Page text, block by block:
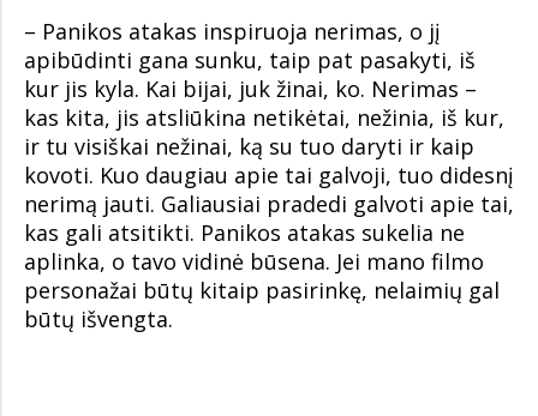
– Panikos atakas inspiruoja nerimas, o jį
apibūdinti gana sunku, taip pat pasakyti, iš
kur jis kyla. Kai bijai, juk žinai, ko. Nerimas –
kas kita, jis atsliūkina netikėtai, nežinia, iš kur,
ir tu visiškai nežinai, ką su tuo daryti ir kaip
kovoti. Kuo daugiau apie tai galvoji, tuo didesnį
nerimą jauti. Galiausiai pradedi galvoti apie tai,
kas gali atsitikti. Panikos atakas sukelia ne
aplinka, o tavo vidinė būsena. Jei mano filmo
personažai būtų kitaip pasirinkę, nelaimių gal
būtų išvengta.